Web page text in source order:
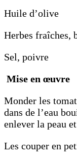
Huile d’olive
Herbes
Sel, poivre
Mise en œuvre
Monder les
dans de l’eau
enlever la peau
Les couper en